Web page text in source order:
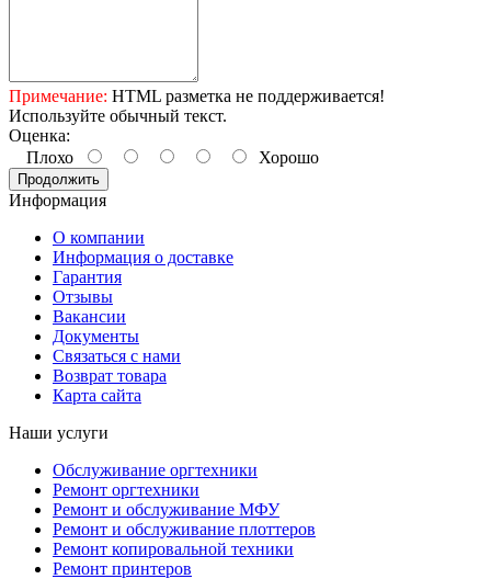
Примечание: HTML разметка не поддерживается!
Используйте обычный текст.
Оценка:
Плохо
Хорошо
Продолжить
Информация
О компании
Информация о доставке
Гарантия
Отзывы
Вакансии
Документы
Связаться с нами
Возврат товара
Карта сайта
Наши услуги
Обслуживание оргтехники
Ремонт оргтехники
Ремонт и обслуживание МФУ
Ремонт и обслуживание плоттеров
Ремонт копировальной техники
Ремонт принтеров